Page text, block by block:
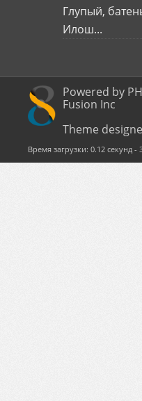
Глупый,
Илош...
Powered by
Fusion Inc
Theme
Время загрузки: 0.12 секунд -